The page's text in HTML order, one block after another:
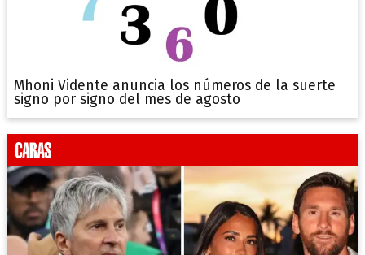
Mhoni Vidente anuncia los números de la suerte
signo por signo del mes de agosto